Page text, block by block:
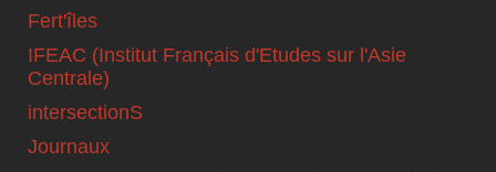
Fert'îles
IFEAC (Institut Français d'Etudes sur l'Asie
Centrale)
intersectionS
Journaux